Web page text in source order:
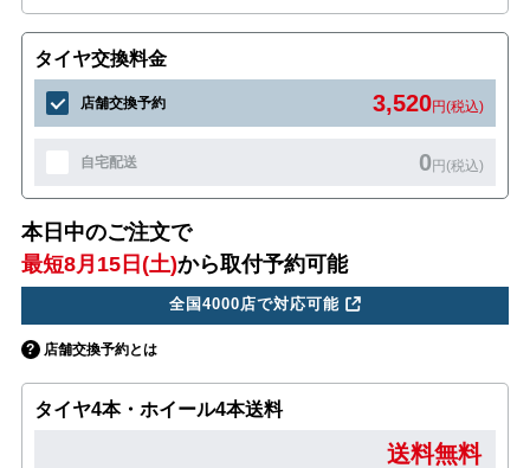
タイヤ交換料金
店舗交換予約 3,520円(税込)
自宅配送 0円(税込)
本日中のご注文で
最短8月15日(土)から取付予約可能
全国4000店で対応可能
店舗交換予約とは
タイヤ4本・ホイール4本送料
送料無料